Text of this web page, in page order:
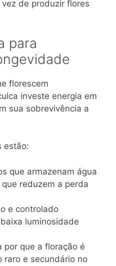
de produzir flores
para
florescem
investe energia em
sua sobrevivência a
estão:
que armazenam água
reduzem a perda
e controlado
luminosidade
por que a floração é
raro e secundário no